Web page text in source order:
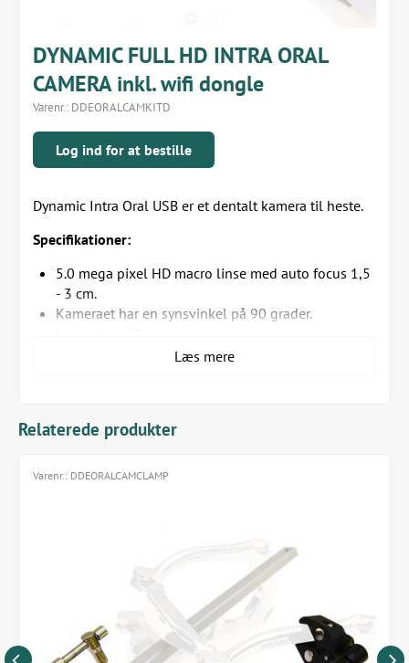
DYNAMIC FULL HD INTRA ORAL
CAMERA inkl. wifi dongle
Varenr.: DDEORALCAMKITD
Log ind for at bestille
Dynamic Intra Oral USB er et dentalt kamera til heste.
Specifikationer:
5.0 mega pixel HD macro linse med auto focus 1,5
- 3 cm.
Kameraet har en synsvinkel på 90 grader.
Modstands dygtig overfor vand og meget nem at
videre til kunden eller anden dyrlæge.
koblte imellem kamera og dongle (denne
Leveres i praktisk hårdt etui, som fylder minimalt i bilen.
Læs mere
Relaterede produkter
Varenr.: DDEORALCAMCLAMP